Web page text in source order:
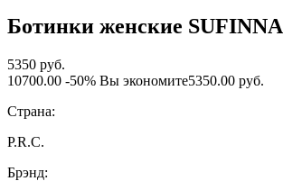
Ботинки женские SUFINNA
5350 руб.
10700.00 -50% Вы экономите5350.00 руб.
Страна:
P.R.C.
Брэнд: